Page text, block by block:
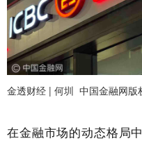
金透财经 | 何圳 中国金融网版
在金融市场的动态格局